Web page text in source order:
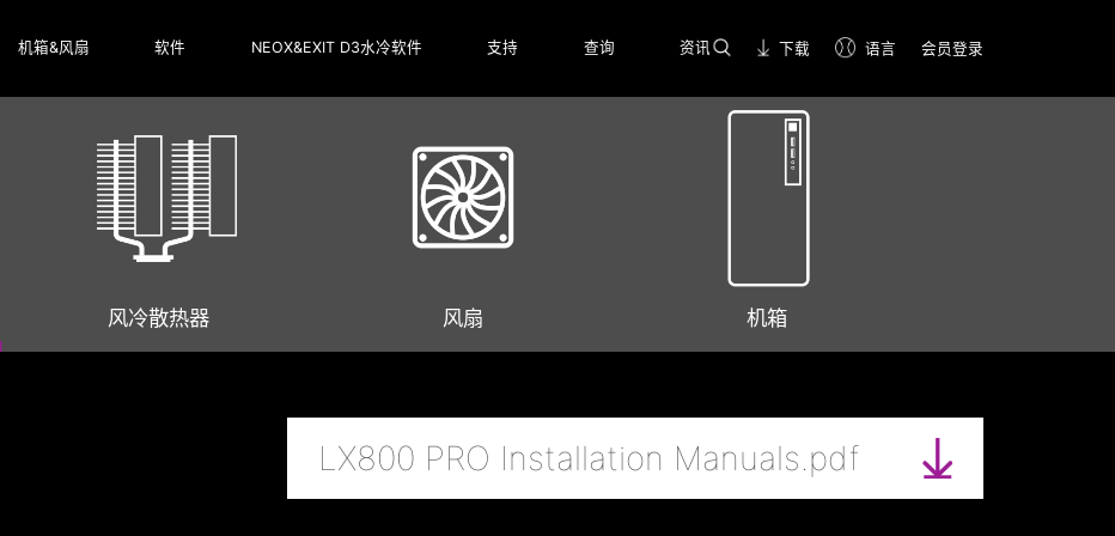
机箱&风扇 软件 NEOX&EXIT D3水冷软件 支持 查询 资讯 下载 语言 会员登录
风冷散热器 风扇 机箱
LX800 PRO Installation Manuals.pdf